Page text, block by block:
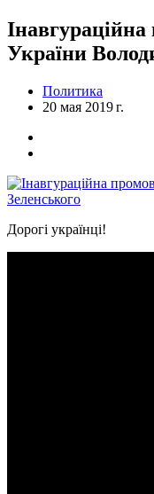
України
Политика
20 мая 2019 г.
Дорогі українці!